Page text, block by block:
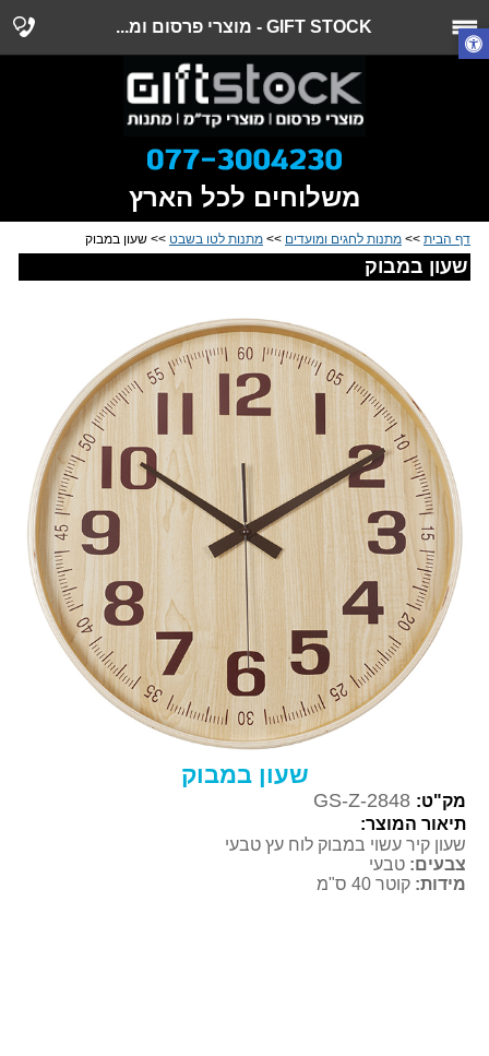
GIFT STOCK - מוצרי פרסום ומ...
משלוחים לכל הארץ
דף הבית >> מתנות לחגים ומועדים >> מתנות לטו בשבט >> שעון במבוק
שעון במבוק
שעון במבוק
מק"ט: GS-Z-2848
תיאור המוצר:
שעון קיר עשוי במבוק לוח עץ טבעי
צבעים: טבעי
מידות: קוטר 40 ס"מ